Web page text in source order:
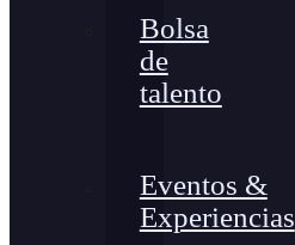
Bolsa
de
talento
Eventos &
Experiencias